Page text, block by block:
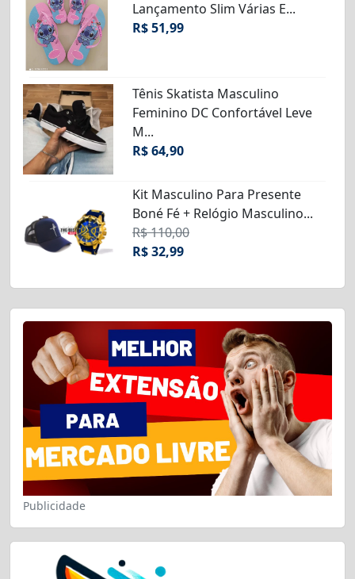
Lançamento Slim Várias E...
R$ 51,99
Tênis Skatista Masculino
Feminino DC Confortável Leve
M...
R$ 64,90
Kit Masculino Para Presente
Boné Fé + Relógio Masculino...
R$ 110,00
R$ 32,99
Publicidade